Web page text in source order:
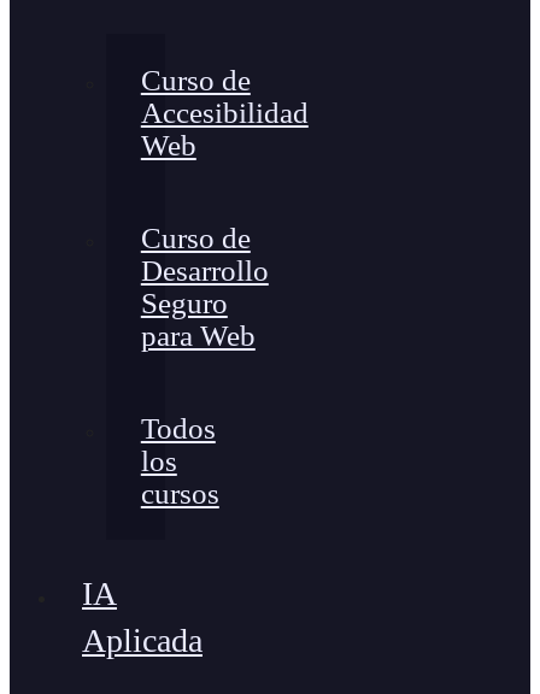
Curso de
Accesibilidad
Web
Curso de
Desarrollo
Seguro
para Web
Todos
los
cursos
IA
Aplicada